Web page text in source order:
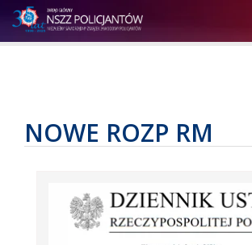
NOWE ROZP RM